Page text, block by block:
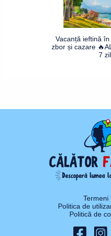
Vacanță ieftină în
zbor și cazare
7
Termeni
Politica de
Politică de